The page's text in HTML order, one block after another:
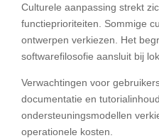
Culturele aanpassing strekt
functieprioriteiten. Sommige
ontwerpen verkiezen. Het
softwarefilosofie aansluit bij
Verwachtingen voor
documentatie en
ondersteuningsmodellen
operationele kosten.